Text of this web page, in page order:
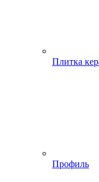
Плитка
Профиль